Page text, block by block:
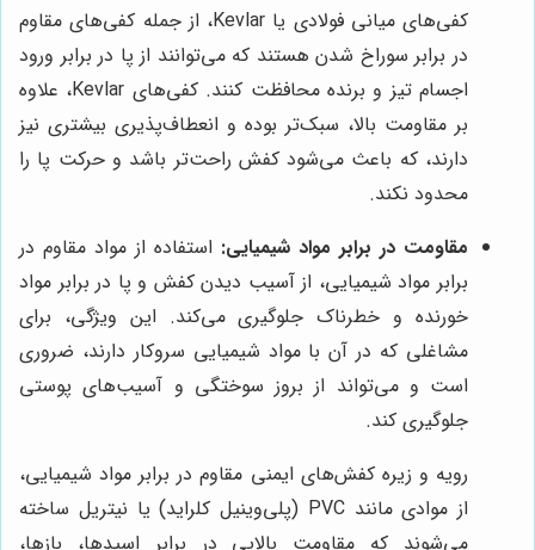
کفی‌های میانی فولادی یا Kevlar، از جمله کفی‌های مقاوم
در برابر سوراخ شدن هستند که می‌توانند از پا در برابر ورود
اجسام تیز و برنده محافظت کنند. کفی‌های Kevlar، علاوه
بر مقاومت بالا، سبک‌تر بوده و انعطاف‌پذیری بیشتری نیز
دارند، که باعث می‌شود کفش راحت‌تر باشد و حرکت پا را
محدود نکند.
مقاومت در برابر مواد شیمیایی: استفاده از مواد مقاوم در
برابر مواد شیمیایی، از آسیب دیدن کفش و پا در برابر مواد
خورنده و خطرناک جلوگیری می‌کند. این ویژگی، برای
مشاغلی که در آن با مواد شیمیایی سروکار دارند، ضروری
است و می‌تواند از بروز سوختگی و آسیب‌های پوستی
جلوگیری کند.
رویه و زیره کفش‌های ایمنی مقاوم در برابر مواد شیمیایی،
از موادی مانند PVC (پلی‌وینیل کلراید) یا نیتریل ساخته
می‌شوند که مقاومت بالایی در برابر اسیدها، بازها،